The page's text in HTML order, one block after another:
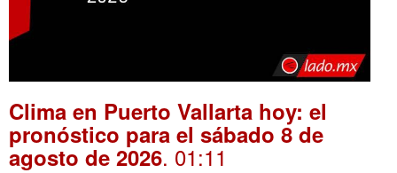
Clima en Puerto Vallarta hoy: el
pronóstico para el sábado 8 de
agosto de 2026. 01:11